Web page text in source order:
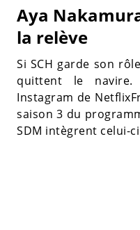
Aya
la relève
Si SCH garde son
quittent le navire.
Instagram de
saison 3 du
SDM intègrent celui-